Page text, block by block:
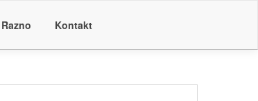
Razno Kontakt